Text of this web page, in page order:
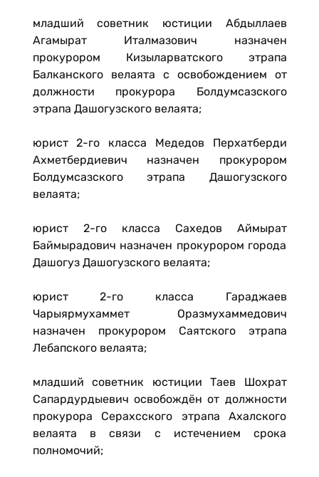
младший советник юстиции Абдыллаев
Агамырат Италмазович назначен
прокурором Кизыларватского этрапа
Балканского велаята с освобождением от
должности прокурора Болдумсазского
этрапа Дашогузского велаята;
юрист 2-го класса Медедов Перхатберди
Ахметбердиевич назначен прокурором
Болдумсазского этрапа Даш­огузского
велаята;
юрист 2-го класса Сахедов Аймырат
Баймырадович назначен прокурором города
Дашогуз Дашогузского велаята;
юрист 2-го класса Гараджаев
Чарыярмухаммет Оразмухаммедович
назначен прокурором Саятского этрапа
Лебапского велаята;
младший советник юстиции Таев Шохрат
Сапардурдыевич освобождён от должности
прокурора Серахсского этрапа Ахалского
велаята в связи с истечением срока
полномочий;